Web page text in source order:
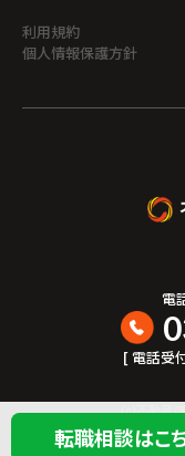
転職相談はこ
利用規約
個人情報保護方針
電
[ 電話受
(c)不動産/宅